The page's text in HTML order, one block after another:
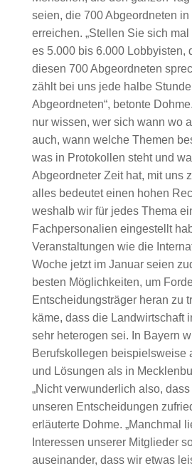
seien, die 700 Abgeordneten in
erreichen. „Stellen Sie sich
es 5.000 bis 6.000 Lobbyisten,
diesen 700 Abgeordneten
zählt bei uns jede halbe
Abgeordneten“, betonte
nur wissen, wer sich wann wo
auch, wann welche Themen
was in Protokollen steht und
Abgeordneter Zeit hat, mit uns
alles bedeutet einen hohen
weshalb wir für jedes Thema
Fachpersonalien eingestellt
Veranstaltungen wie die
Woche jetzt im Januar seien
besten Möglichkeiten, um
Entscheidungsträger heran zu
käme, dass die Landwirtschaft
sehr heterogen sei. In Bayern
Berufskollegen beispielsweise
und Lösungen als in
„Nicht verwunderlich also,
unseren Entscheidungen
erläuterte Dohme. „Manchmal
Interessen unserer Mitglieder
auseinander, dass wir etwas